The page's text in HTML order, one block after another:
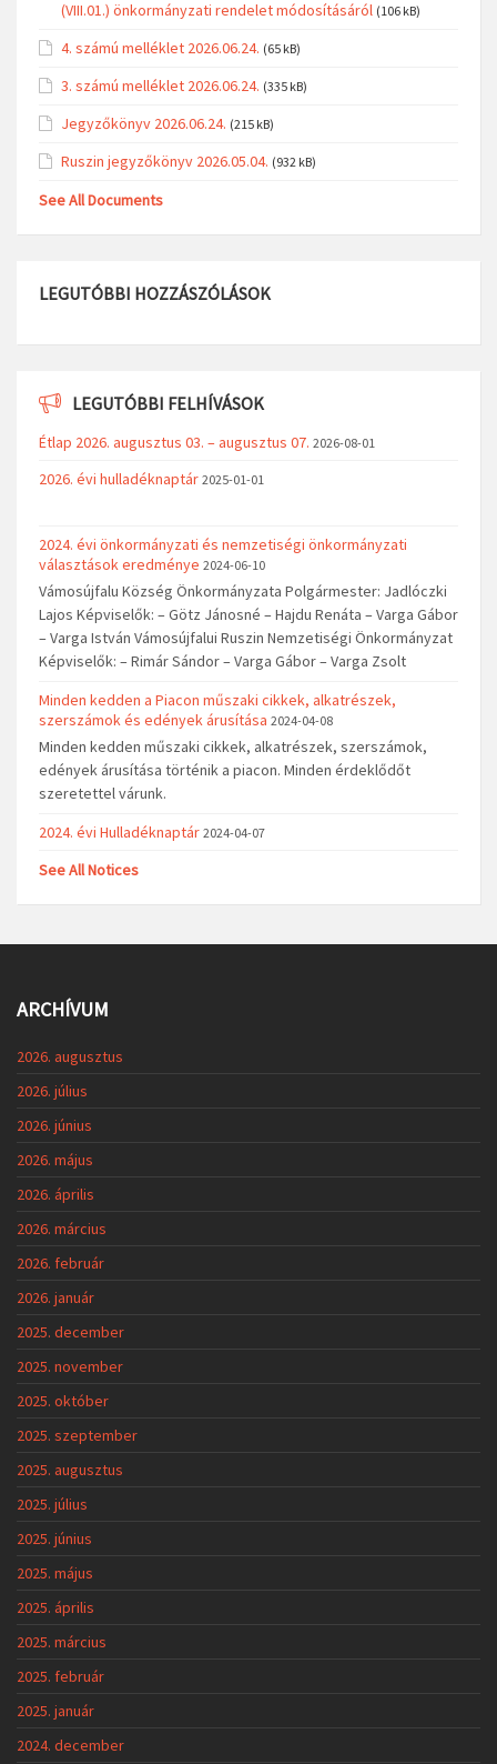
(VIII.01.) önkormányzati rendelet módosításáról (106 kB)
4. számú melléklet 2026.06.24. (65 kB)
3. számú melléklet 2026.06.24. (335 kB)
Jegyzőkönyv 2026.06.24. (215 kB)
Ruszin jegyzőkönyv 2026.05.04. (932 kB)
See All Documents
LEGUTÓBBI HOZZÁSZÓLÁSOK
LEGUTÓBBI FELHÍVÁSOK
Étlap 2026. augusztus 03. – augusztus 07. 2026-08-01
2026. évi hulladéknaptár 2025-01-01
2024. évi önkormányzati és nemzetiségi önkormányzati
választások eredménye 2024-06-10
Vámosújfalu Község Önkormányzata Polgármester: Jadlóczki
Lajos Képviselők: – Götz Jánosné – Hajdu Renáta – Varga Gábor
– Varga István Vámosújfalui Ruszin Nemzetiségi Önkormányzat
Képviselők: – Rimár Sándor – Varga Gábor – Varga Zsolt
Minden kedden a Piacon műszaki cikkek, alkatrészek,
szerszámok és edények árusítása 2024-04-08
Minden kedden műszaki cikkek, alkatrészek, szerszámok,
edények árusítása történik a piacon. Minden érdeklődőt
szeretettel várunk.
2024. évi Hulladéknaptár 2024-04-07
See All Notices
ARCHÍVUM
2026. augusztus
2026. július
2026. június
2026. május
2026. április
2026. március
2026. február
2026. január
2025. december
2025. november
2025. október
2025. szeptember
2025. augusztus
2025. július
2025. június
2025. május
2025. április
2025. március
2025. február
2025. január
2024. december